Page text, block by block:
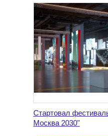
Стартовал
Москва 2030"